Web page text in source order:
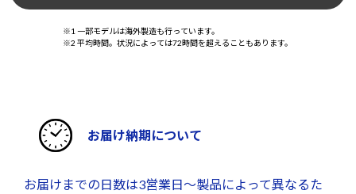
※1 一部モデルは海外製造も行っています。
※2 平均時間。状況によっては72時間を超えることもあります。
お届け納期について
お届けまでの日数は3営業日～製品によって異なるた